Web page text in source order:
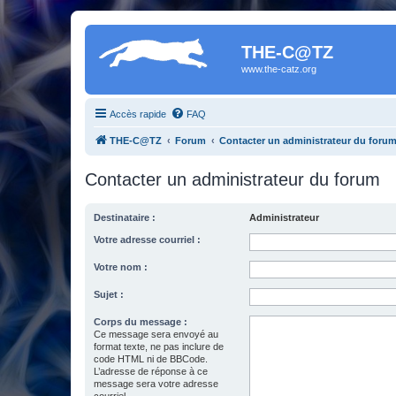
THE-C@TZ
www.the-catz.org
Accès rapide FAQ
THE-C@TZ Forum Contacter un administrateur du forum
Contacter un administrateur du forum
Destinataire : Administrateur
Votre adresse courriel :
Votre nom :
Sujet :
Corps du message :
Ce message sera envoyé au
format texte, ne pas inclure de
code HTML ni de BBCode.
L’adresse de réponse à ce
message sera votre adresse